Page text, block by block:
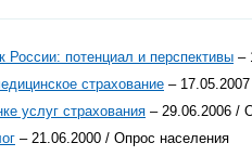
России: потенциал и перспективы –
страхование –
услуг страхования – 29.06.2006 /
– 21.06.2000 / Опрос населения